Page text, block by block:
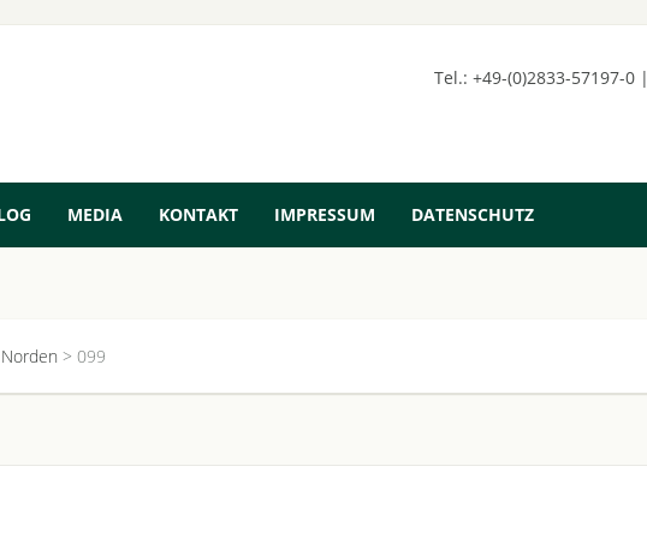
Tel.: +49-(0)2833-57197-0 |
MEDIA KONTAKT IMPRESSUM DATENSCHUTZ
> 099